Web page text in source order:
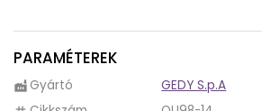
fogmosópoharakra, így bármilyen
fürdőszobába be tudnak
színben kapható: bézs, szürke,
PARAMÉTEREK
factory Gyártó GEDY S.p.A